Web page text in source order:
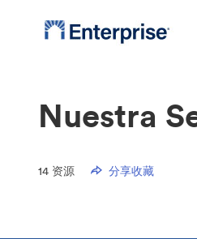
Nuestra
14 资源 分享收藏